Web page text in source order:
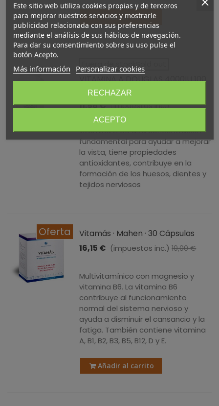
Añadir al carrito
Fuera de stockSold out
VITAMINA A DOUGLAS 4000IU 100
CÁPSULAS
11,56 € (impuestos inc.)
Suplemento nutricional a base de
vitamina A de alta concentración
fundamental para ayudar a mejorar
la vista, tiene propiedades
antioxidantes, contribuye en la
formación de los huesos, dientes y
tejidos nerviosos
Oferta
Vitamás · Mahen · 30 Cápsulas
16,15 € (impuestos inc.) 19,00 €
Multivitamínico con magnesio y
vitamina B6. La vitamina B6
contribuye al funcionamiento
normal del sistema nervioso y
ayuda a disminuir el cansancio y la
fatiga. También contiene vitamina
A, B1, B2, B3, B5, B12, D y E.
Añadir al carrito
Este sitio web utiliza cookies propias y de terceros
para mejorar nuestros servicios y mostrarle
publicidad relacionada con sus preferencias
mediante el análisis de sus hábitos de navegación.
Para dar su consentimiento sobre su uso pulse el
botón Acepto.
Más información Personalizar cookies
RECHAZAR
ACEPTO